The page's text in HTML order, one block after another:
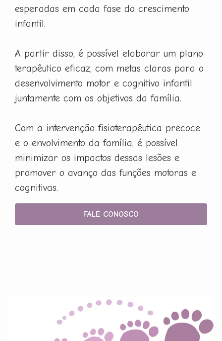
esperadas em cada fase do crescimento
infantil.
A partir disso, é possível elaborar um plano
terapêutico eficaz, com metas claras para o
desenvolvimento motor e cognitivo infantil
juntamente com os objetivos da família.
Com a intervenção fisioterapêutica precoce
e o envolvimento da família, é possível
minimizar os impactos dessas lesões e
promover o avanço das funções motoras e
cognitivas.
FALE CONOSCO